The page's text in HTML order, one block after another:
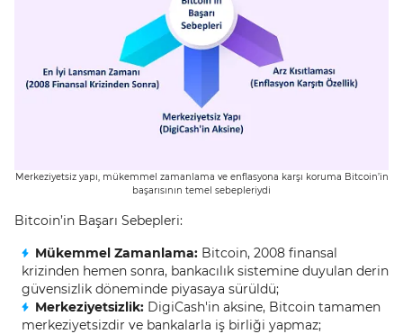
Merkeziyetsiz yapı, mükemmel zamanlama ve enflasyona karşı koruma Bitcoin’in
başarısının temel sebepleriydi
Bitcoin’in Başarı Sebepleri:
Mükemmel Zamanlama: Bitcoin, 2008 finansal
krizinden hemen sonra, bankacılık sistemine duyulan derin
güvensizlik döneminde piyasaya sürüldü;
Merkeziyetsizlik: DigiCash'in aksine, Bitcoin tamamen
merkeziyetsizdir ve bankalarla iş birliği yapmaz;